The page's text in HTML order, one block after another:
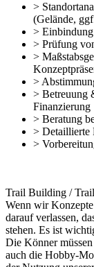
>
(Gelände,
>
> Prüfung
>
>
> Betreuung
Finanzierung
> Beratung
> Detaillierte
>
Trail Building /
Wenn wir
darauf verlassen,
stehen. Es ist
Die Könner
auch die Hobby-